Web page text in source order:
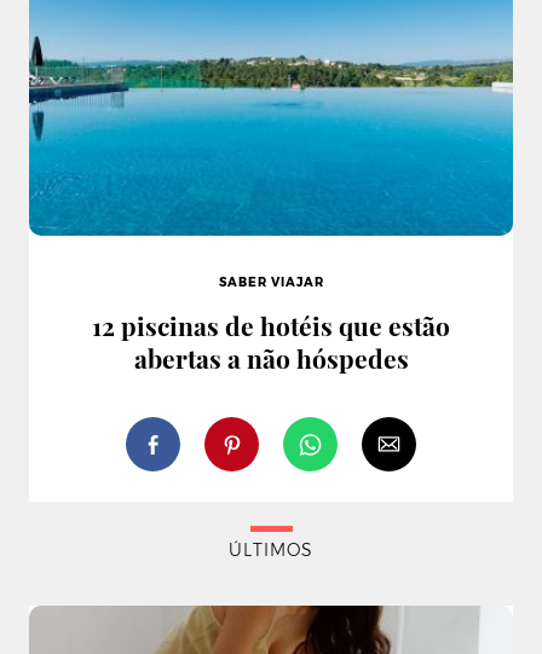
SABER VIAJAR
12 piscinas de hotéis que estão
abertas a não hóspedes
ÚLTIMOS